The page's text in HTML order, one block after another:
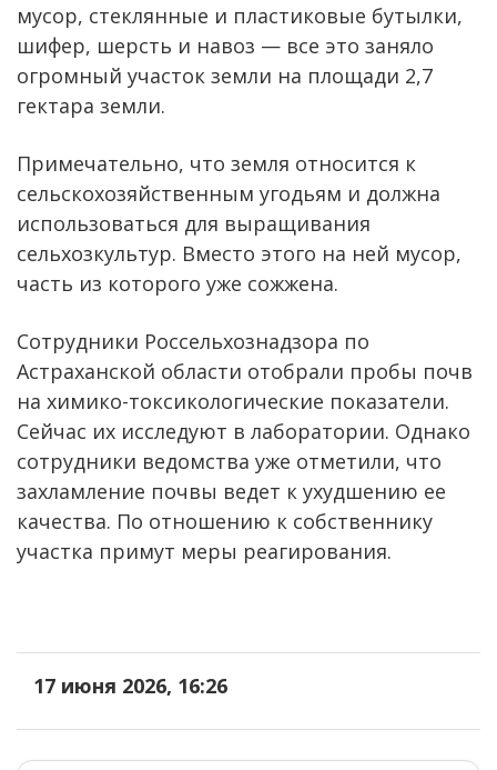
мусор, стеклянные и пластиковые бутылки,
шифер, шерсть и навоз — все это заняло
огромный участок земли на площади 2,7
гектара земли.
Примечательно, что земля относится к
сельскохозяйственным угодьям и должна
использоваться для выращивания
сельхозкультур. Вместо этого на ней мусор,
часть из которого уже сожжена.
Сотрудники Россельхознадзора по
Астраханской области отобрали пробы почв
на химико-токсикологические показатели.
Сейчас их исследуют в лаборатории. Однако
сотрудники ведомства уже отметили, что
захламление почвы ведет к ухудшению ее
качества. По отношению к собственнику
участка примут меры реагирования.
17 июня 2026, 16:26